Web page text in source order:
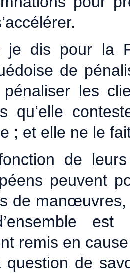
je dis pour la
de
les
qu’elle
; et elle ne le
de
peuvent
de
remis en
question de